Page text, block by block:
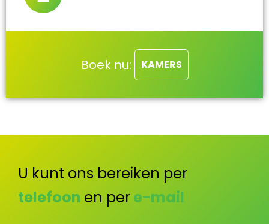
Boek nu: KAMERS
U kunt ons bereiken per
telefoon en pere-mail